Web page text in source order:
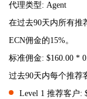
代理类型: Agent
在过去90天内所有推
ECN佣金的15%。
标准佣金: $160.00 *
过去90天内每个推荐
Level 1 推荐客户: